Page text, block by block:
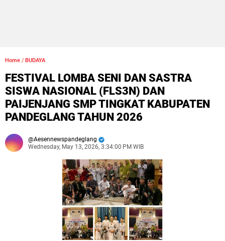
Home / BUDAYA
FESTIVAL LOMBA SENI DAN SASTRA
SISWA NASIONAL (FLS3N) DAN
PAIJENJANG SMP TINGKAT KABUPATEN
PANDEGLANG TAHUN 2026
Aesennewspandeglang
Wednesday, May 13, 2026, 3:34:00 PM WIB